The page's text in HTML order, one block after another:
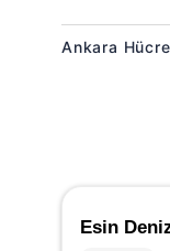
Ankara
Esin